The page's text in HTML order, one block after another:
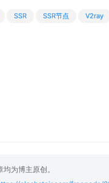
SSR SSR节点 V2ray
为博主原创。